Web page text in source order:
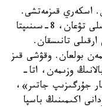
-جىلى تۋعان. اسكەري قىزمەتشى.
قاماۋعا الىندى. ال وقۋشى قىز 2008 -جىلى تۋعان، 8-سىنىپتا
تانىسقان.
بولعان. وقۋشى قىز
وزىمەن، اتا-
جۇرگىزىپ جاتىر»،
اكىمىنىڭ باسپا